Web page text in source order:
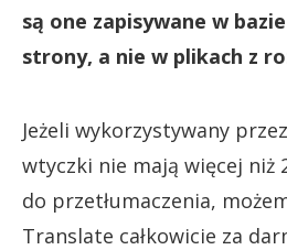
są one zapisywane w
strony, a nie w plikach z
Jeżeli wykorzystywany
wtyczki nie mają więcej niż
do przetłumaczenia,
Translate całkowicie za